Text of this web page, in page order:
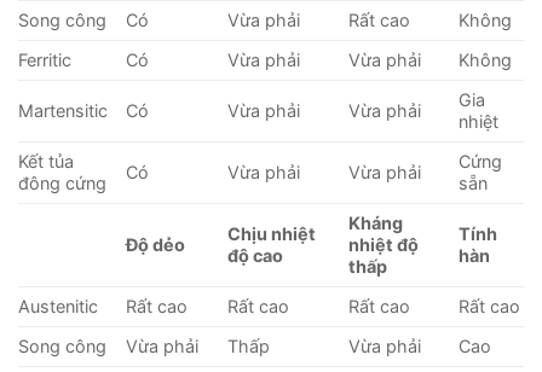
Song công
Có Vừa phải Rất cao
Không
Ferritic
Có Vừa phải Vừa phải Không
Martensitic Có Vừa phải Vừa phải
Gia
nhiệt
Kết tủa
đông cứng
Có Vừa phải Vừa phải
Cứng
sẵn
Độ dẻo
Chịu nhiệt
độ cao
Kháng
nhiệt độ
thấp
Tính
hàn
Austenitic Rất cao Rất cao Rất cao
Rất cao
Song công
Vừa phải Thấp Vừa phải
Cao